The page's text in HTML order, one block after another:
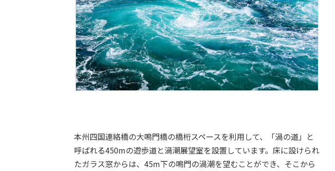
本州四国連絡橋の大鳴門橋の橋桁スペースを利用して、「渦の道」と
呼ばれる450mの遊歩道と渦潮展望室を設置しています。床に設けられ
たガラス窓からは、45m下の鳴門の渦潮を望むことができ、そこから